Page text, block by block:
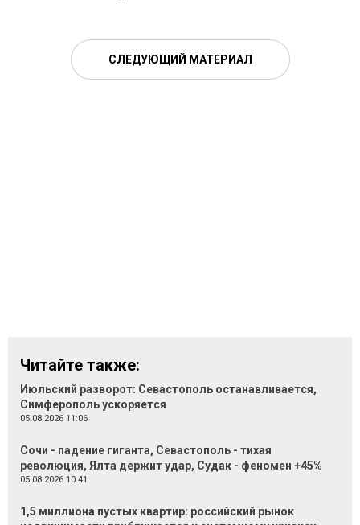
СЛЕДУЮЩИЙ МАТЕРИАЛ
Читайте также:
Июльский разворот: Севастополь останавливается,
Симферополь ускоряется
05.08.2026 11:06
Сочи - падение гиганта, Севастополь - тихая
революция, Ялта держит удар, Судак - феномен +45%
05.08.2026 10:41
1,5 миллиона пустых квартир: российский рынок